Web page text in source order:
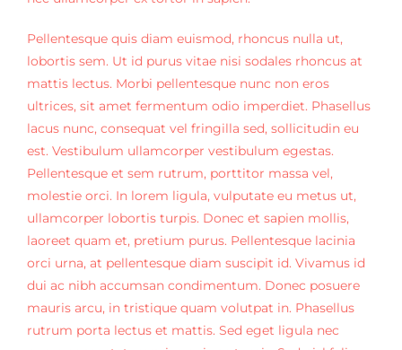
Pellentesque quis diam euismod, rhoncus nulla ut,
lobortis sem. Ut id purus vitae nisi sodales rhoncus at
mattis lectus. Morbi pellentesque nunc non eros
ultrices, sit amet fermentum odio imperdiet. Phasellus
lacus nunc, consequat vel fringilla sed, sollicitudin eu
est. Vestibulum ullamcorper vestibulum egestas.
Pellentesque et sem rutrum, porttitor massa vel,
molestie orci. In lorem ligula, vulputate eu metus ut,
ullamcorper lobortis turpis. Donec et sapien mollis,
laoreet quam et, pretium purus. Pellentesque lacinia
orci urna, at pellentesque diam suscipit id. Vivamus id
dui ac nibh accumsan condimentum. Donec posuere
mauris arcu, in tristique quam volutpat in. Phasellus
rutrum porta lectus et mattis. Sed eget ligula nec